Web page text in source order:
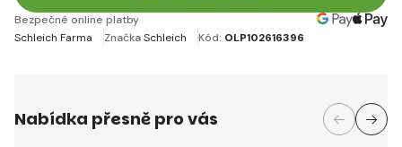
Bezpečné online platby
Schleich Farma
ZnačkaSchleich Kód: OLP102616396
Nabídka přesně pro vás